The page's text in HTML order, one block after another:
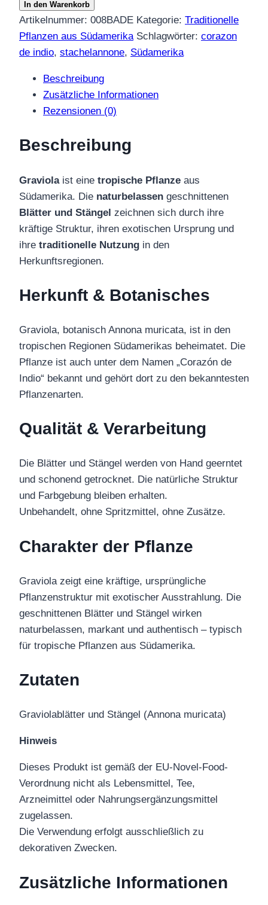
(Annona
muricata)
–
Pflanzenteile
aus
Südamerika
In den Warenkorb
Artikelnummer: 008BADE Kategorie: Traditionelle
Pflanzen aus Südamerika Schlagwörter: corazon
de indio, stachelannone, Südamerika
Beschreibung
Zusätzliche Informationen
Rezensionen (0)
Beschreibung
Graviolaist eine tropische Pflanze aus
Südamerika. Die naturbelassen geschnittenen
Blätter und Stängel zeichnen sich durch ihre
kräftige Struktur, ihren exotischen Ursprung und
ihre traditionelle Nutzung in den
Herkunftsregionen.
Herkunft & Botanisches
Graviola, botanisch Annona muricata, ist in den
tropischen Regionen Südamerikas beheimatet. Die
Pflanze ist auch unter dem Namen „Corazón de
Indio“ bekannt und gehört dort zu den bekanntesten
Pflanzenarten.
Qualität & Verarbeitung
Die Blätter und Stängel werden von Hand geerntet
und schonend getrocknet. Die natürliche Struktur
und Farbgebung bleiben erhalten.
Unbehandelt, ohne Spritzmittel, ohne Zusätze.
Charakter der Pflanze
Graviola zeigt eine kräftige, ursprüngliche
Pflanzenstruktur mit exotischer Ausstrahlung. Die
geschnittenen Blätter und Stängel wirken
naturbelassen, markant und authentisch – typisch
für tropische Pflanzen aus Südamerika.
Zutaten
Graviolablätter und Stängel (Annona muricata)
Hinweis
Dieses Produkt ist gemäß der EU-Novel-Food-
Verordnung nicht als Lebensmittel, Tee,
Arzneimittel oder Nahrungsergänzungsmittel
zugelassen.
Die Verwendung erfolgt ausschließlich zu
dekorativen Zwecken.
Zusätzliche Informationen